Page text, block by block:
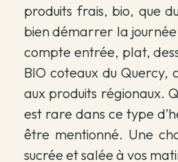
produits frais, bio, que
bien démarrer la
compte entrée, plat,
BIO coteaux du
aux produits régionaux.
est rare dans ce type
être mentionné. Une
sucrée et salée à vos